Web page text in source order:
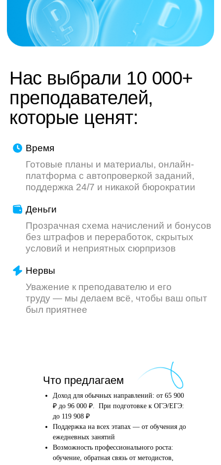
труду — мы делаем всё, чтобы ваш опыт
был приятнее
Что предлагаем
Доход для обычных направлений: от 65 900
₽ до 96 000 ₽. При подготовке к ОГЭ/ЕГЭ:
до 119 908 ₽
Поддержка на всех этапах — от обучения до
ежедневных занятий
Возможность профессионального роста:
обучение, обратная связь от методистов,
после того, как вы
оставите заявку
Английский язык Школьные предметы